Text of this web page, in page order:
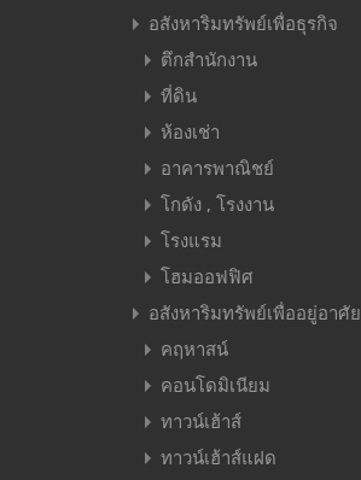
อสังหาริมทรัพย์เพื่อธุรกิจ
ตึกสำนักงาน
ที่ดิน
ห้องเช่า
อาคารพาณิชย์
โกดัง , โรงงาน
โรงแรม
โฮมออฟฟิศ
อสังหาริมทรัพย์เพื่ออยู่อาศัย
คฤหาสน์
คอนโดมิเนียม
ทาวน์เฮ้าส์
ทาวน์เฮ้าส์แฝด